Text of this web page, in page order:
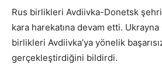
Rus birlikleri Avdiivka-Donetsk
kara harekatına devam etti. Ukrayna
birlikleri Avdiivka’ya yönelik
gerçekleştirdiğini bildirdi.